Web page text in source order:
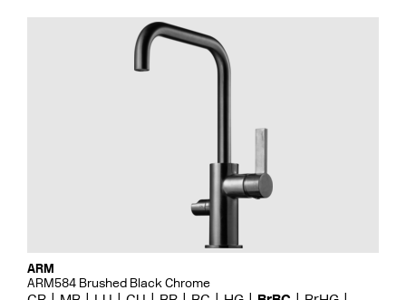
ARM
ARM584 Brushed Black Chrome